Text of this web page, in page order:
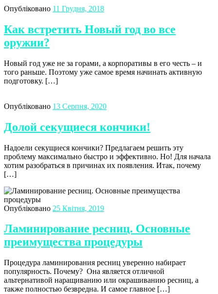
Опубліковано 11 Грудня, 2018
Как встретить Новый год во все
оружии?
Новый год уже не за горами, а корпоративы в его честь – и
того раньше. Поэтому уже самое время начинать активную
подготовку. […]
Опубліковано 13 Серпня, 2020
Долой секущиеся кончики!
Надоели секущиеся кончики? Предлагаем решить эту
проблему максимально быстро и эффективно. Но! Для начала
хотим разобраться в причинах их появления. Итак, почему
[…]
Опубліковано 25 Квітня, 2019
Ламинирование ресниц. Основные
преимущества процедуры
Процедура ламинирования ресниц уверенно набирает
популярность. Почему? Она является отличной
альтернативой наращиванию или окрашиванию ресниц, а
также полностью безвредна. И самое главное […]